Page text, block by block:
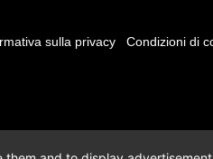
sulla privacy Condizioni di